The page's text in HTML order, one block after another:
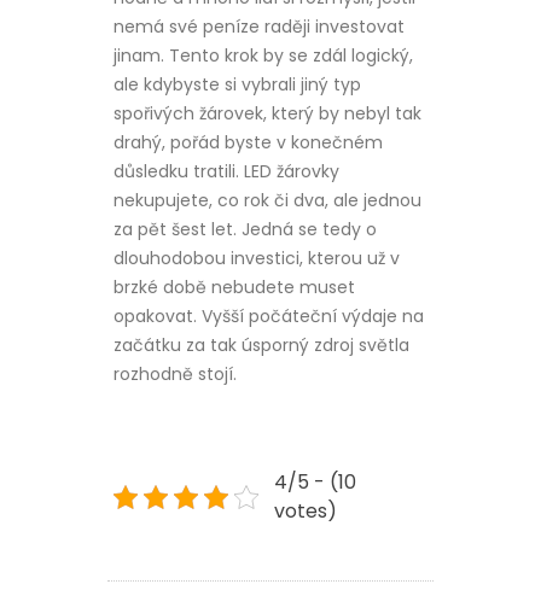
nemá své peníze raději investovat
jinam. Tento krok by se zdál logický,
ale kdybyste si vybrali jiný typ
spořivých žárovek, který by nebyl tak
drahý, pořád byste v konečném
důsledku tratili. LED žárovky
nekupujete, co rok či dva, ale jednou
za pět šest let. Jedná se tedy o
dlouhodobou investici, kterou už v
brzké době nebudete muset
opakovat. Vyšší počáteční výdaje na
začátku za tak úsporný zdroj světla
rozhodně stojí.
4/5 - (10
votes)